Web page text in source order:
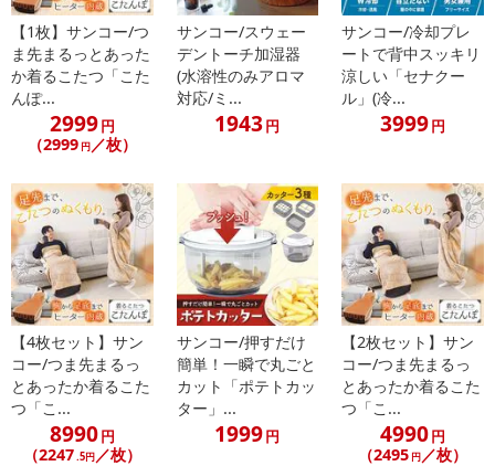
【1枚】サンコー/つ
ま先まるっとあった
か着るこたつ「こた
んぽ...
2999円
（2999 円／枚）
サンコー/スウェー
デントーチ加湿器
(水溶性のみアロマ
対応/ミ...
1943円
サンコー/冷却プレ
ートで背中スッキリ
涼しい「セナクー
ル」(冷...
3999円
【4枚セット】サン
コー/つま先まるっ
とあったか着るこた
つ「こ...
8990円
（2247 .5円／枚）
サンコー/押すだけ
簡単！一瞬で丸ごと
カット「ポテトカッ
ター」...
1999円
【2枚セット】サン
コー/つま先まるっ
とあったか着るこた
つ「こ...
4990円
（2495 円 ／枚）